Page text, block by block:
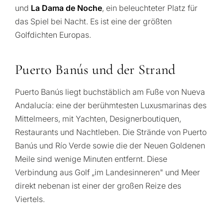
und La Dama de Noche, ein beleuchteter Platz für
das Spiel bei Nacht. Es ist eine der größten
Golfdichten Europas.
Puerto Banús und der Strand
Puerto Banús liegt buchstäblich am Fuße von Nueva
Andalucía: eine der berühmtesten Luxusmarinas des
Mittelmeers, mit Yachten, Designerboutiquen,
Restaurants und Nachtleben. Die Strände von Puerto
Banús und Río Verde sowie die der Neuen Goldenen
Meile sind wenige Minuten entfernt. Diese
Verbindung aus Golf „im Landesinneren" und Meer
direkt nebenan ist einer der großen Reize des
Viertels.